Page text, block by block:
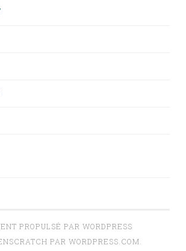
PROPULSÉ PAR WORDPRESS
PAR WORDPRESS.COM